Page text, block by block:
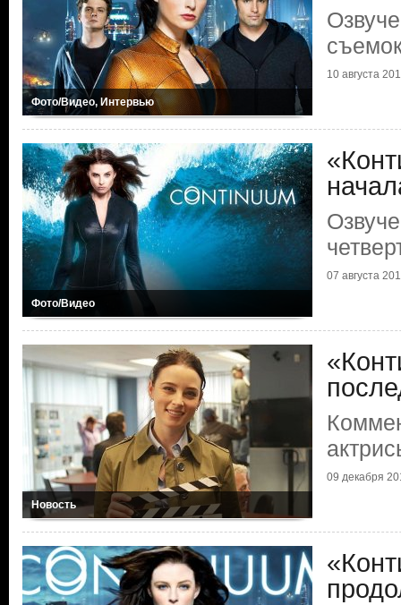
Фото/Видео, Интервью
10 августа
Фото/Видео
07 августа
Новость
09 декабря